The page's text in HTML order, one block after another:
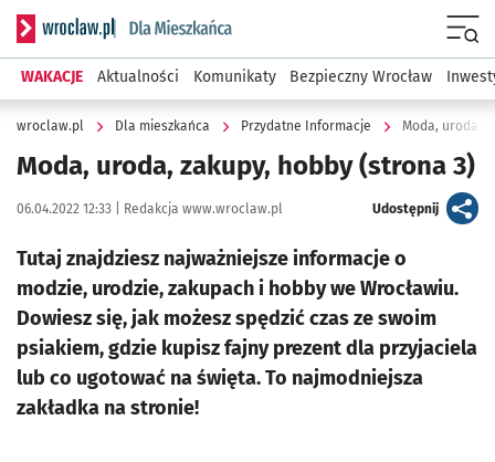
Serwis informacyjny wroclaw.pl podserwis: Dla mieszkańca
WAKACJE Aktualności Komunikaty Bezpieczny Wrocław
wroclaw.pl Dla mieszkańca Przydatne Informacje Moda, uroda,
Moda, uroda, zakupy, hobby(strona 3)
Data publikacji:
06.04.2022 12:33 | Autor:
Redakcja www.wroclaw.pl Udostępnijartykuł
Tutaj znajdziesz najważniejsze informacje o
modzie, urodzie, zakupach i hobby we Wrocławiu.
Dowiesz się, jak możesz spędzić czas ze swoim
psiakiem, gdzie kupisz fajny prezent dla przyjaciela
lub co ugotować na święta. To najmodniejsza
zakładka na stronie!